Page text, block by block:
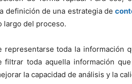
definición de una estrategia de
largo del proceso.
representarse toda la información
filtrar toda aquella información
la capacidad de análisis y la